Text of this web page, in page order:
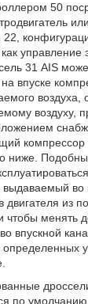
50
31 AIS
впуске
воздуха,
воздуху,
компрессор
ниже.
во
двигателя из
чтобы менять
впускной
определенных
по